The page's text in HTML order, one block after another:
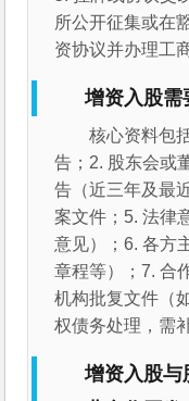
所公开征集或在
资协议并办理工
增资入股需
核心资料包
告；2. 股东会或
告（近三年及最
案文件；5. 法律
意见）；6. 各方
章程等）；7. 合
机构批复文件（
权债务处理，需
增资入股与